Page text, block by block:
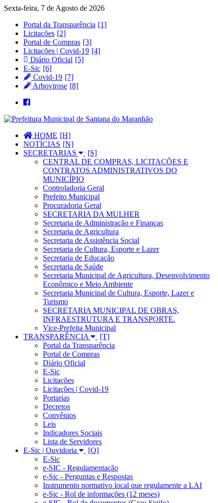
Sexta-feira, 7 de Agosto de 2026
Portal da Transparência
Licitações
Portal de Compras
Licitações | Covid-19
Diário Oficial
E-Sic
Covid-19
Arbovirose
HOME
NOTÍCIAS
SECRETARIAS
CENTRAL DE COMPRAS, LICITAÇÕES E
CONTRATOS ADMINISTRATIVOS DO
MUNICÍPIO
Controladoria Geral
Prefeito Municipal
Procuradoria Geral
SECRETARIA DA MULHER
Secretaria de Administração e Finanças
Secretaria de Agricultura
Secretaria de Assistência Social
Secretaria de Cultura, Esporte e Lazer
Secretaria de Educação
Secretaria de Saúde
Secretaria Municipal de Agricultura, Desenvolvimento
Econômico e Meio Ambiente
Secretaria Municipal de Cultura, Esporte, Lazer e
Turismo
SECRETARIA MUNICIPAL DE OBRAS,
INFRAESTRUTURA E TRANSPORTE.
Vice-Prefeita Municipal
TRANSPARÊNCIA
Portal da Transparência
Portal de Compras
Diário Oficial
E-Sic
Licitações
Licitações | Covid-19
Portarias
Decretos
Convênios
Leis
Indicadores Sociais
Lista de Servidores
E-Sic | Ouvidoria
E-Sic
e-SIC - Regulamentação
e-Sic - Perguntas e Respostas
Instrumento normativo local que regulamente a LAI
e-Sic - Rol de informações (12 meses)